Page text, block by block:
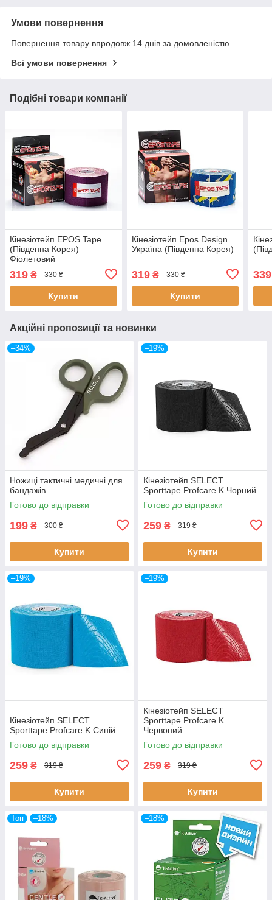
Умови повернення
Повернення товару впродовж 14 днів за домовленістю
Всі умови повернення
Подібні товари компанії
Кінезіотейп EPOS Tape
(Південна Корея)
Фіолетовий
319 ₴ 330 ₴
Купити
Кінезіотейп Epos Design
Україна (Південна Корея)
319₴ 330 ₴
Купити
339
Акційні пропозиції та новинки
–34%
Ножиці тактичні медичні для
бандажів
Готово до відправки
199 ₴ 300 ₴
Купити
–19%
Кінезіотейп SELECT
Sporttape Profcare K Чорний
Готово до відправки
259 ₴ 319 ₴
Купити
–19%
Кінезіотейп SELECT
Sporttape Profcare K Синій
Готово до відправки
259 ₴ 319 ₴
Купити
–19%
Кінезіотейп SELECT
Sporttape Profcare K
Червоний
Готово до відправки
259 ₴ 319 ₴
Купити
Топ –18% –18%